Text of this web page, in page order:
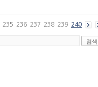
235 236 237 238 239 240